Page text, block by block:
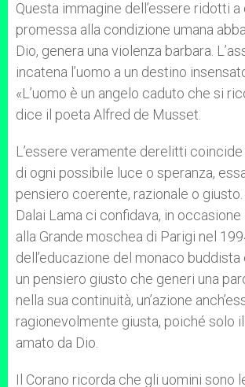
Questa immagine dell’essere ridotti
promessa alla condizione umana
Dio, genera una violenza barbara.
incatena l’uomo a un destino
«L’uomo è un angelo caduto che si
dice il poeta Alfred de Musset.
L’essere veramente derelitti coincide
di ogni possibile luce o speranza,
pensiero coerente, razionale o giusto.
Dalai Lama ci confidava, in
alla Grande moschea di Parigi nel
dell’educazione del monaco
un pensiero giusto che generi una
nella sua continuità, un’azione
ragionevolmente giusta, poiché solo
amato da Dio.
Il Corano ricorda che gli uomini sono